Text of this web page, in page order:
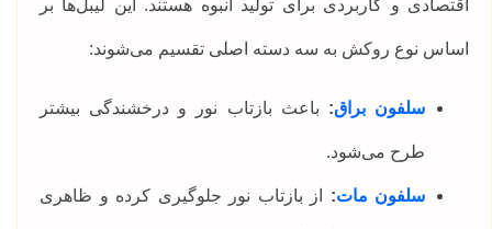
اقتصادی و کاربردی برای تولید انبوه هستند. این لیبل‌ها بر
اساس نوع روکش به سه دسته اصلی تقسیم می‌شوند:
سلفون براق: باعث بازتاب نور و درخشندگی بیشتر
طرح می‌شود.
سلفون مات: از بازتاب نور جلوگیری کرده و ظاهری